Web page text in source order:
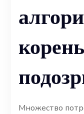
корень
Множество